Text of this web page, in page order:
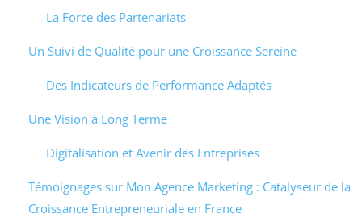
La Force des Partenariats
Un Suivi de Qualité pour une Croissance Sereine
Des Indicateurs de Performance Adaptés
Une Vision à Long Terme
Digitalisation et Avenir des Entreprises
Témoignages sur Mon Agence Marketing : Catalyseur de la
Croissance Entrepreneuriale en France